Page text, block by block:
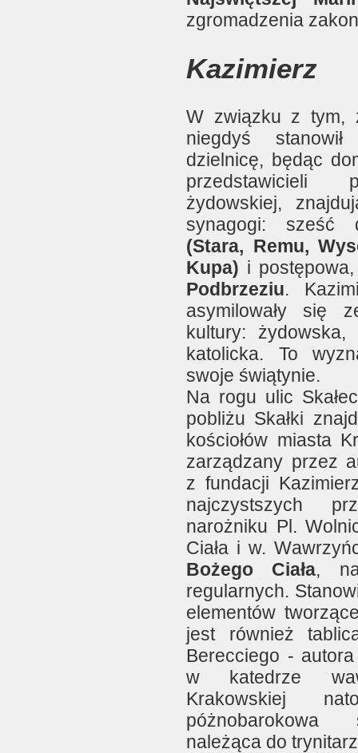
zgromadzenia
Kazimierz
W związku z tym,
niegdyś stanowił
dzielnicę, będąc
przedstawicieli
żydowskiej,
synagogi: sześć
(Stara, Remu,
Kupa) i
Podbrzeziu.
asymilowały się
kultury:
katolicka. To
swoje świątynie.
Na rogu ulic
pobliżu Skałki
kościołów miasta
zarządzany przez
z fundacji
najczystszych
narożniku Pl.
Ciała i w.
Bożego Ciała,
regularnych.
elementów
jest również
Berecciego -
w katedrze
Krakowskiej
póżnobarokowa
należąca do